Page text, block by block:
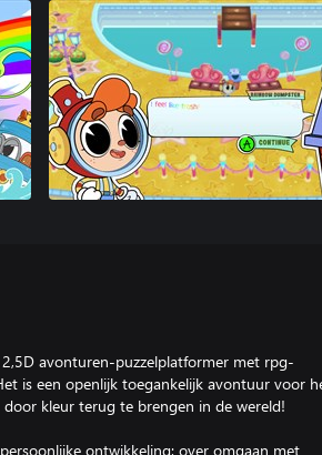
avonturen-puzzelplatformer met rpg-
is een openlijk toegankelijk avontuur voor
kleur terug te brengen in de wereld!
ontwikkeling; over omgaan met